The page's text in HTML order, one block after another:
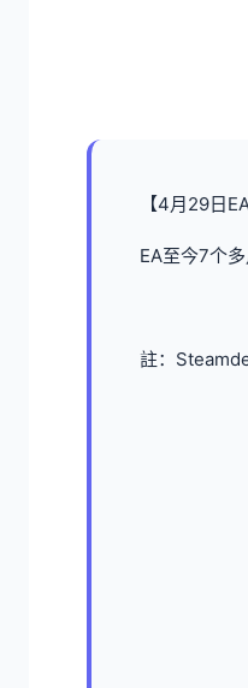
【4月29日
EA至今7个
註：